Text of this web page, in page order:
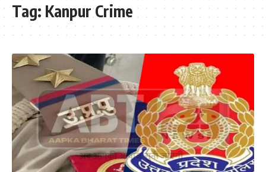
Tag: Kanpur Crime